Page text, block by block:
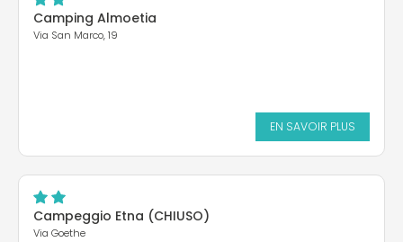
Camping Almoetia
Via San Marco, 19
EN SAVOIR PLUS
Campeggio Etna (CHIUSO)
Via Goethe